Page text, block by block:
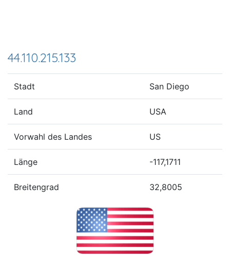
44.110.215.133
Stadt San Diego
Land USA
Vorwahl des Landes US
Länge -117,1711
Breitengrad 32,8005